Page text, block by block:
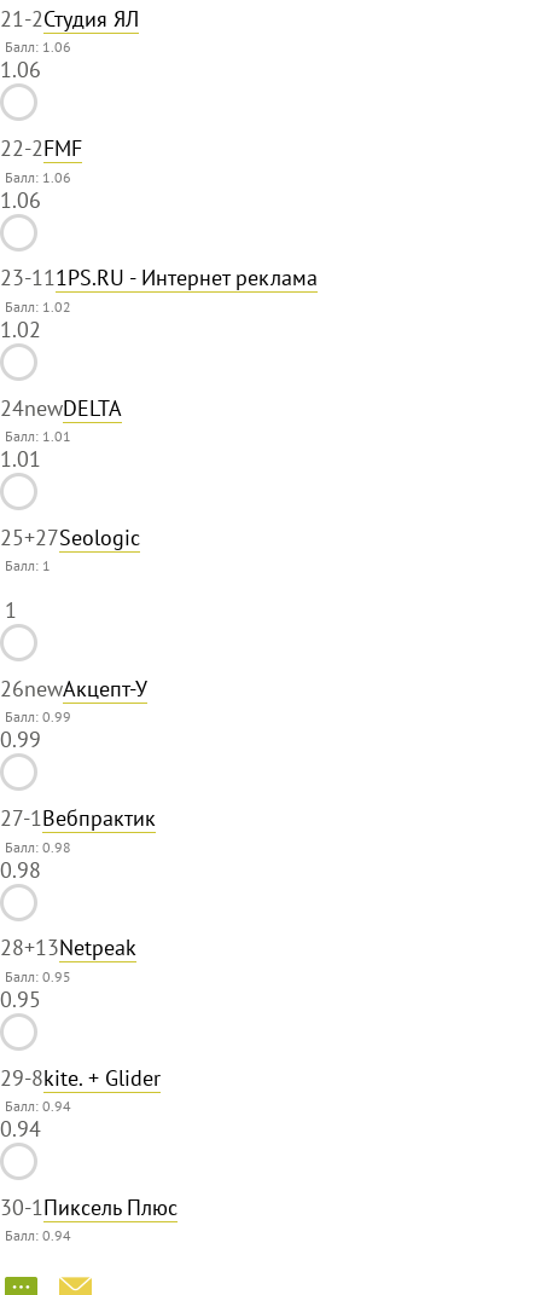
21-2Студия ЯЛ
Балл: 1.06
1.06
22-2FMF
Балл: 1.06
1.06
23-111PS.RU - Интернет реклама
Балл: 1.02
1.02
24newDELTA
Балл: 1.01
1.01
25+27Seologic
Балл: 1
1
26newАкцепт-У
Балл: 0.99
0.99
27-1Вебпрактик
Балл: 0.98
0.98
28+13Netpeak
Балл: 0.95
0.95
29-8kite. + Glider
Балл: 0.94
0.94
30-1Пиксель Плюс
Балл: 0.94